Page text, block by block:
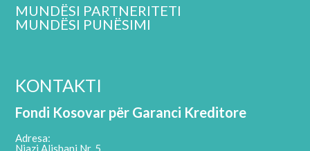
MUNDËSI PARTNERITETI
MUNDËSI PUNËSIMI
KONTAKTI
Fondi Kosovar për Garanci Kreditore
Adresa:
Njazi Alishani Nr. 5